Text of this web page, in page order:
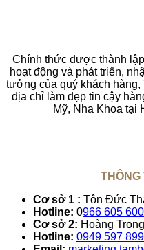
Chính thức được thành
hoạt động và phát triển,
tưởng của quý khách
địa chỉ làm đẹp tin cậy
Mỹ, Nha Khoa tại
THÔNG
Cơ sở 1 : Tôn Đức
Hotline: 0966 605 600
Cơ sở 2: Hoàng
Hotline: 0949 597 899